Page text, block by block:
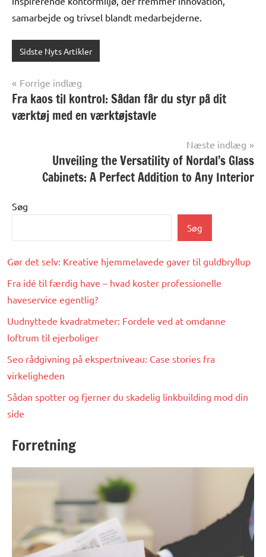
samarbejde og trivsel blandt medarbejderne.
Sidste Nyts Artikler
Indlægsnavigation
Forrige indlæg
Fra kaos til kontrol: Sådan får du styr på dit
værktøj med en værktøjstavle
Næste indlæg
Unveiling the Versatility of Nordal’s Glass
Cabinets: A Perfect Addition to Any Interior
Søg
Søg
Gør det selv: Kreative hjemmelavede gaver til guldbryllup
Fra idé til færdig have – hvad koster professionelle
haveservice egentlig?
Uudnyttede kvadratmeter: Fordele ved at omdanne
loftrum til ejerboliger
Seo rådgivning på ekspertniveau: Case stories fra
virkeligheden
Sådan spotter og fjerner du skadelig linkbuilding mod din
side
Forretning